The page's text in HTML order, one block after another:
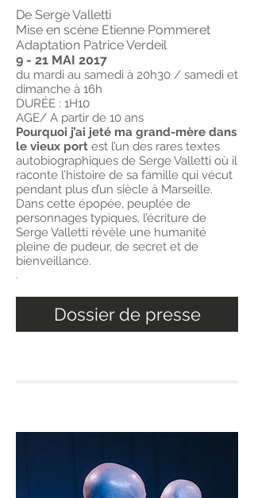
De Serge Valletti
Mise en scène Etienne Pommeret
Adaptation Patrice Verdeil
9 - 21 MAI 2017
du mardi au samedi à 20h30 / samedi et
dimanche à 16h
DURÉE : 1H10
AGE/ A partir de 10 ans
Pourquoi j’ai jeté ma grand-mère dans
le vieux port est l’un des rares textes
autobiographiques de Serge Valletti où il
raconte l’histoire de sa famille qui vécut
pendant plus d’un siècle à Marseille.
Dans cette épopée, peuplée de
personnages typiques, l’écriture de
Serge Valletti révèle une humanité
pleine de pudeur, de secret et de
bienveillance.
.
Dossier de presse